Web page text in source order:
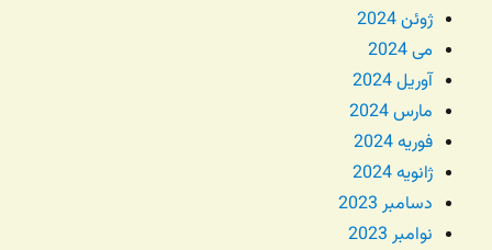
ژوئن 2024
می 2024
آوریل 2024
مارس 2024
فوریه 2024
ژانویه 2024
دسامبر 2023
نوامبر 2023